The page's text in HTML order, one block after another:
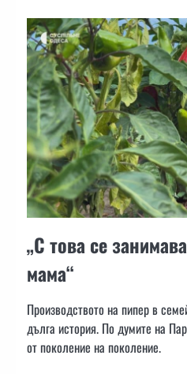
„С това се
мама“
Производството на пипер в
дълга история. По думите на
от поколение на поколение.